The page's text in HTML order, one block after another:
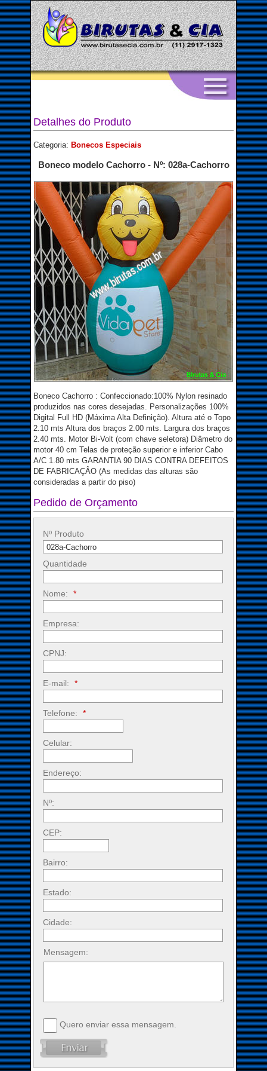
Detalhes do Produto
Categoria: Bonecos Especiais
Boneco modelo Cachorro - Nº: 028a-Cachorro
Boneco Cachorro : Confeccionado:100% Nylon resinado
produzidos nas cores desejadas. Personalizações 100%
Digital Full HD (Máxima Alta Definição). Altura até o Topo
2.10 mts Altura dos braços 2.00 mts. Largura dos braços
2.40 mts. Motor Bi-Volt (com chave seletora) Diâmetro do
motor 40 cm Telas de proteção superior e inferior Cabo
A/C 1.80 mts GARANTIA 90 DIAS CONTRA DEFEITOS
DE FABRICAÇÂO (As medidas das alturas são
consideradas a partir do piso)
Pedido de Orçamento
Nº Produto
Quantidade
Nome: *
Empresa:
CPNJ:
E-mail: *
Telefone: *
Celular:
Endereço:
Nº:
CEP:
Bairro:
Estado:
Cidade:
Mensagem:
Quero enviar essa mensagem.